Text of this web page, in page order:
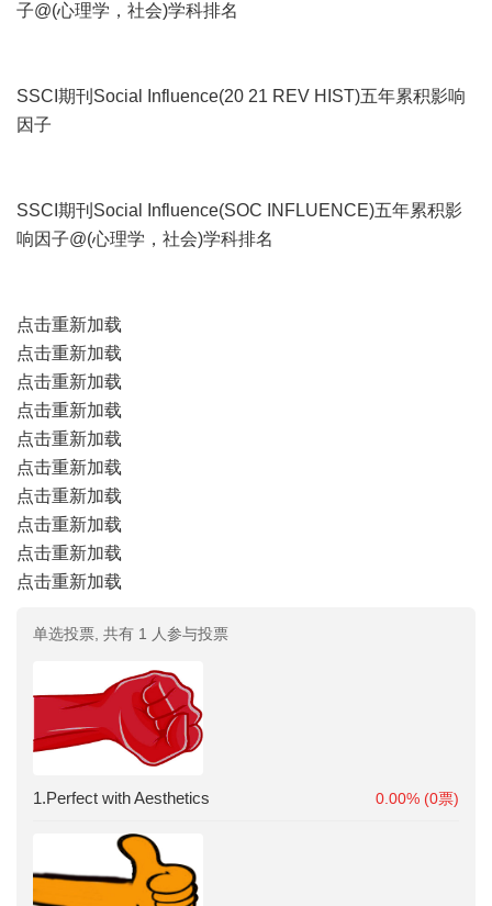
子@(心理学，社会)学科排名
SSCI期刊Social Influence(20 21 REV HIST)五年累积影响
因子
SSCI期刊Social Influence(SOC INFLUENCE)五年累积影
响因子@(心理学，社会)学科排名
点击重新加载
点击重新加载
点击重新加载
点击重新加载
点击重新加载
点击重新加载
点击重新加载
点击重新加载
点击重新加载
点击重新加载
单选投票, 共有 1 人参与投票
1.Perfect with Aesthetics 0.00% (0票)